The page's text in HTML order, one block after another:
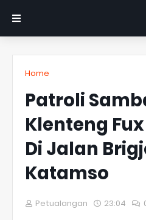
Home
Patroli
Klenteng
Di Jalan
Katamso
Petualangan 23:04